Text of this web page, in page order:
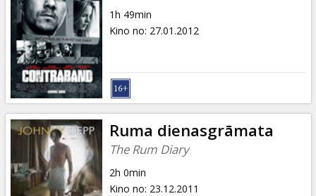
1h 49min
Kino no: 27.01.2012
Ruma dienasgrāmata
The Rum Diary
2h 0min
Kino no: 23.12.2011